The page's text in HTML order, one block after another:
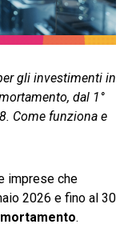
gli investimenti in
dal 1°
Come funziona e
imprese che
2026 e fino al 30
.